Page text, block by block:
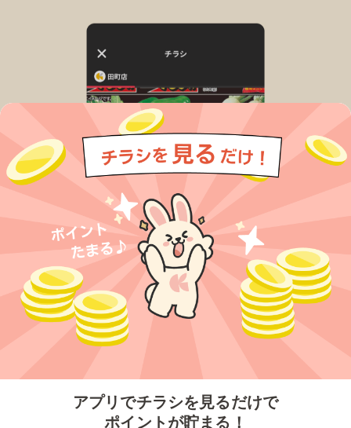
アプリでチラシを見るだけで
ポイントが貯まる！